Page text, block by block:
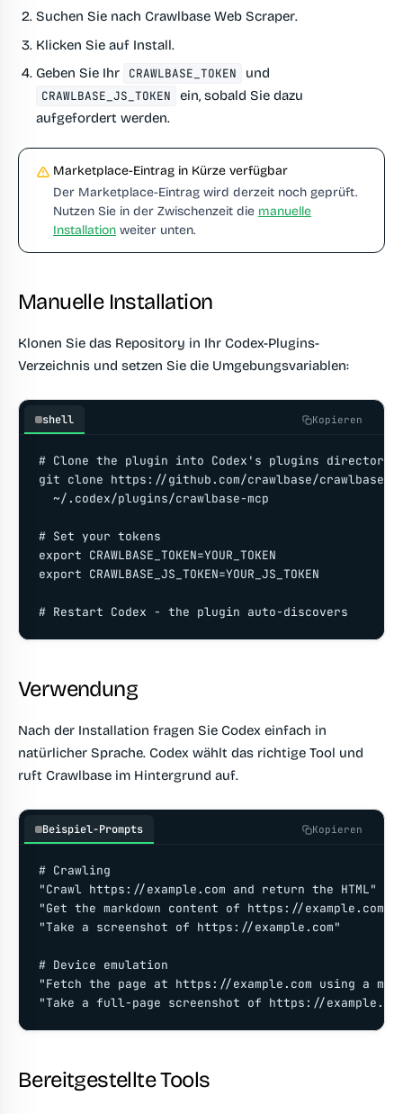
Suchen Sie nach Crawlbase Web Scraper.
Klicken Sie auf Install.
Geben Sie Ihr
CRAWLBASE_TOKEN und
CRAWLBASE_JS_TOKEN
ein, sobald Sie dazu
aufgefordert werden.
Marketplace-Eintrag in Kürze verfügbar
Der Marketplace-Eintrag wird derzeit noch geprüft.
Nutzen Sie in der Zwischenzeit die manuelle
Installation weiter unten.
Manuelle Installation
Klonen Sie das Repository in Ihr Codex-Plugins-
Verzeichnis und setzen Sie die Umgebungsvariablen:
shell Kopieren
# Clone the plugin into Codex's plugins directory
git clone https://github.com/crawlbase/crawlbase-
  ~/.codex/plugins/crawlbase-mcp
# Set your tokens
export CRAWLBASE_TOKEN=YOUR_TOKEN
export CRAWLBASE_JS_TOKEN=YOUR_JS_TOKEN
# Restart Codex - the plugin auto-discovers
Verwendung
Nach der Installation fragen Sie Codex einfach in
natürlicher Sprache. Codex wählt das richtige Tool und
ruft Crawlbase im Hintergrund auf.
Beispiel-Prompts Kopieren
# Crawling
"Crawl https://example.com and return the HTML"
"Get the markdown content of https://
"Take a screenshot of https://example.com"
# Device emulation
"Fetch the page at https://example.com using a
"Take a full-page screenshot of https://
Bereitgestellte Tools